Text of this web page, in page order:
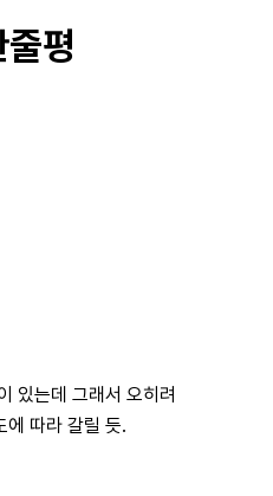
평
있는데 그래서 오히려
에 따라 갈릴 듯.